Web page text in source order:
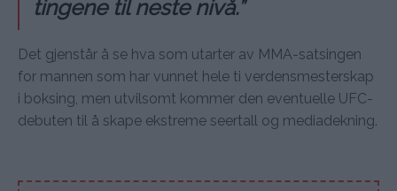
tingene til neste nivå.”
Det gjenstår å se hva som utarter av MMA-satsingen
for mannen som har vunnet hele ti verdensmesterskap
i boksing, men utvilsomt kommer den eventuelle UFC-
debuten til å skape ekstreme seertall og mediadekning.